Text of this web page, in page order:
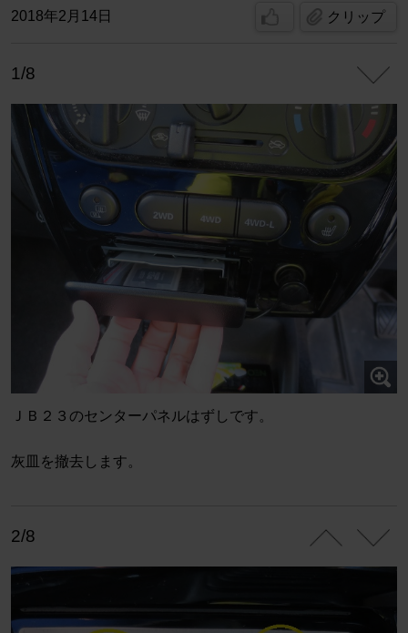
2018年2月14日 クリップ
1/8
ＪＢ２３のセンターパネルはずしです。
灰皿を撤去します。
2/8